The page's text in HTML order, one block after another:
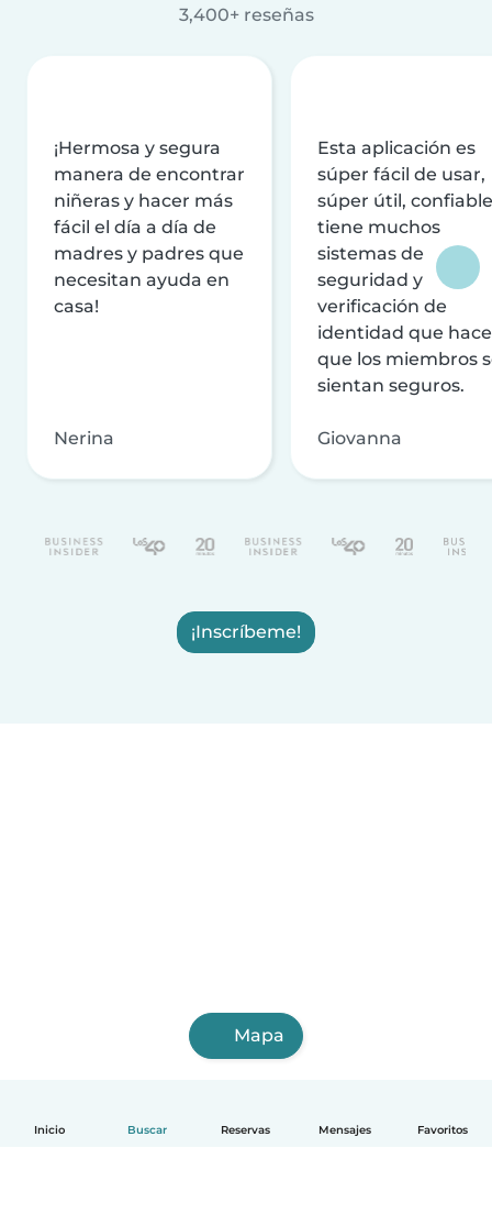
Inicio Buscar Reservas Mensajes Favoritos
3,400+ reseñas
¡Hermosa y segura
manera de encontrar
niñeras y hacer más
fácil el día a día de
madres y padres que
necesitan ayuda en
casa!
Nerina
Esta aplicación es
súper fácil de usar,
súper útil,
tiene muchos
sistemas de
seguridad y
verificación de
identidad que
que los miembros
sientan seguros.
Giovanna
¡Inscríbeme!
Mapa